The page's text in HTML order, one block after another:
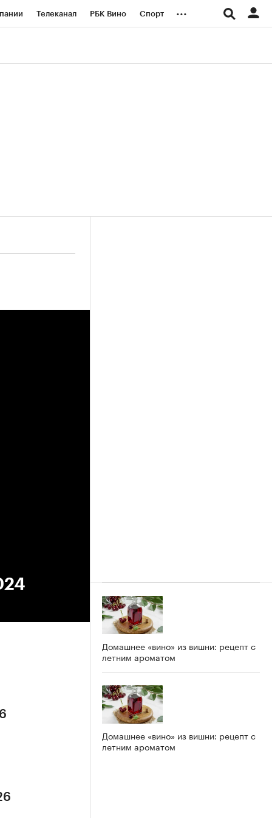
Телеканал РБК Вино Спорт ...
Домашнее «вино» из вишни: рецепт с
летним ароматом
Домашнее «вино» из вишни: рецепт с
летним ароматом